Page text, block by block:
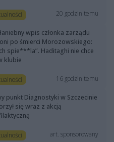
20 godzin temu
wpis członka zarządu
po śmierci Morozowskiego:
spie***la”. Haditaghi nie chce
klubie
16 godzin temu
punkt Diagnostyki w Szczecinie
się wraz z akcją
art. sponsorowany